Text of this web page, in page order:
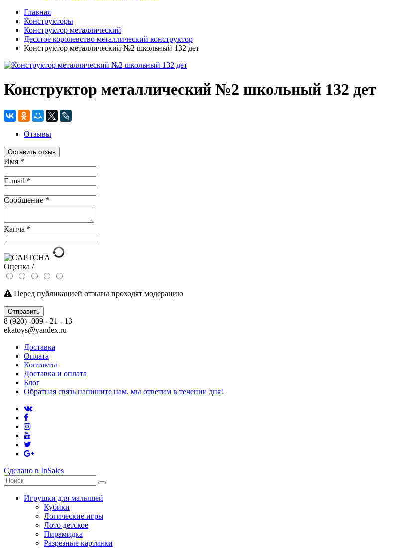
Главная
Конструкторы
Конструктор металлический
Десятое королевство металлический конструктор
Конструктор металлический №2 школьный 132 дет
Конструктор металлический №2 школьный 132 дет
Отзывы
Оставить отзыв
Имя *
E-mail *
Сообщение *
Капча *
Оценка /
Перед публикацией отзывы проходят модерацию
Отправить
8 (920) -009 - 21 - 13
ekatoys@yandex.ru
Доставка
Оплата
Контакты
Доставка и оплата
Блог
Обратная связь напишите нам, мы ответим в течении дня!
Сделано в InSales
Игрушки для малышей
Кубики
Логические игры
Лото детское
Пирамидка
Разрезные картинки